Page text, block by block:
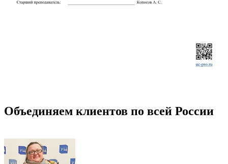
Объединяем клиентов по всей России